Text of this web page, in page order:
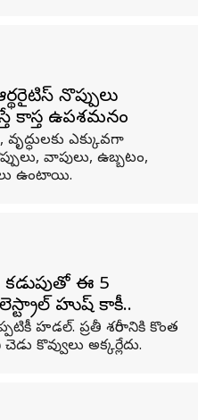
నొప్పులు
కాస్త ఉపశమనం
ఎక్కువగా
వాపులు, ఉబ్బటం,
ఉంటాయి.
కడుపుతో ఈ 5
హుష్ కాకీ..
హడల్. ప్రతీ శరీరానికి కొంత
కొవ్వులు అక్కర్లేదు.